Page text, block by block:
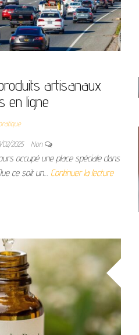
artisanaux
en ligne
02/2025 Non
occupé une place spéciale dans
ce soit un… Continuer la lecture